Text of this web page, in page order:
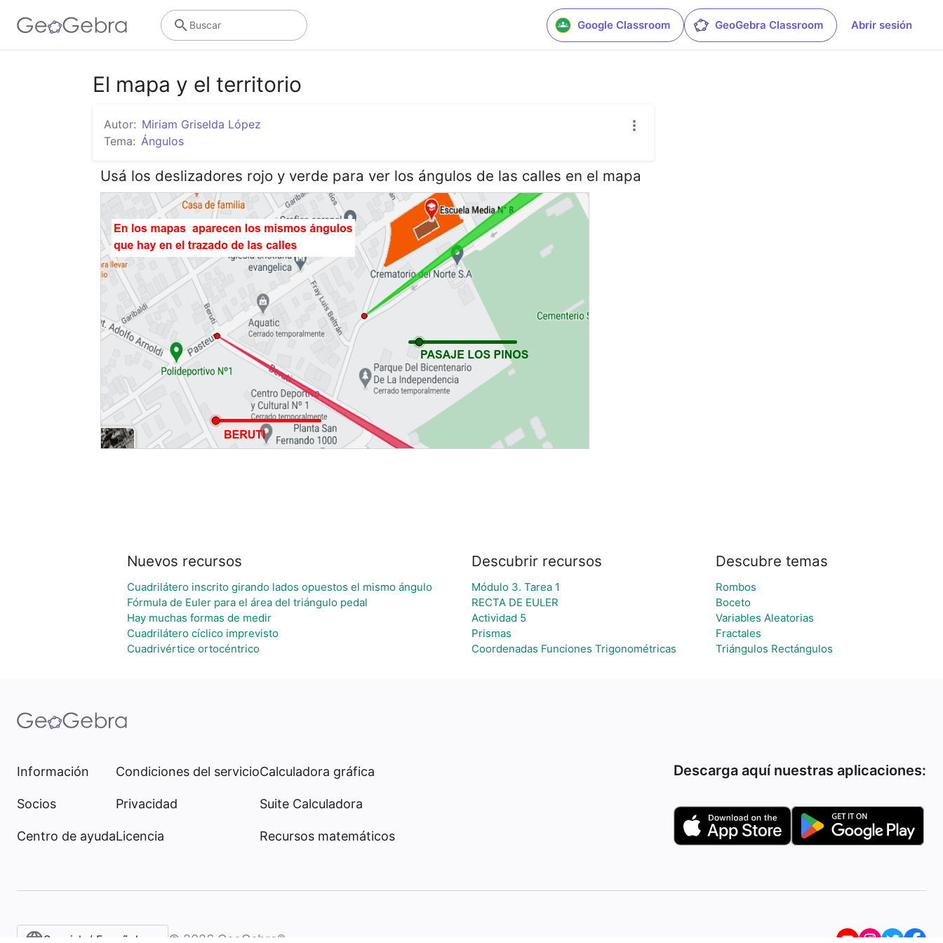
Google Classroom GeoGebra Classroom Abrir sesión
Buscar
El mapa y el territorio
Autor: Miriam Griselda López
Tema: Ángulos
Usá los deslizadores rojo y verde para ver los ángulos de las calles en el mapa
Nuevos recursos
Cuadrilátero inscrito girando lados opuestos el mismo ángulo
Fórmula de Euler para el área del triángulo pedal
Hay muchas formas de medir
Cuadrilátero cíclico imprevisto
Cuadrivértice ortocéntrico
Descubrir recursos
Módulo 3. Tarea 1
RECTA DE EULER
Actividad 5
Prismas
Coordenadas Funciones Trigonométricas
Descubre temas
Rombos
Boceto
Variables Aleatorias
Fractales
Triángulos Rectángulos
Información
Socios
Centro de ayuda
Condiciones del servicio
Privacidad
Licencia
Calculadora gráfica
Suite Calculadora
Recursos matemáticos
Descarga aquí nuestras aplicaciones:
Spanish / Español (internacional)
© 2026 GeoGebra®